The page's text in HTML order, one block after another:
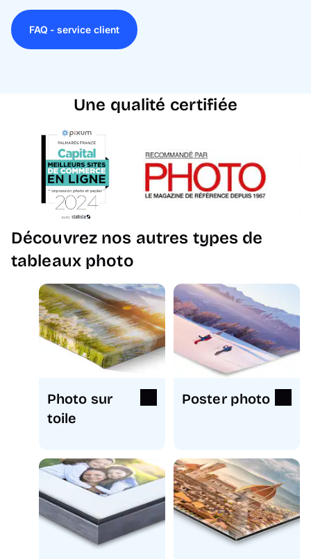
FAQ - service client
Une qualité certifiée
Découvrez nos autres types de
tableaux photo
Photo sur
toile
Poster photo